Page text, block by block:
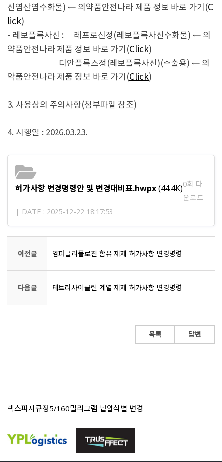
신염산염수화물) ← 의약품안전나라 제품 정보 바로 가기(C
lick)
- 레보플록사신 : 레프로신정(레보플록사신수화물) ← 의
약품안전나라 제품 정보 바로 가기(Click)
디안플록스정(레보플록사신)(수출용) ← 의
약품안전나라 제품 정보 바로 가기(Click)
3. 사용상의 주의사항(첨부파일 참조)
4. 시행일 : 2026.03.23.
허가사항 변경명령안 및 변경대비표.hwpx(44.4K)0회 다
운로드
| DATE : 2025-12-22 18:17:53
이전글 엠파글리플로진 함유 제제 허가사항 변경명령
다음글 테트라사이클린 계열 제제 허가사항 변경명령
목록 답변
렉스파지큐정5/160밀리그램 낱알식별 변경
영풍세파클러캡슐250밀리그램 낱알식별 표시 변경 안내